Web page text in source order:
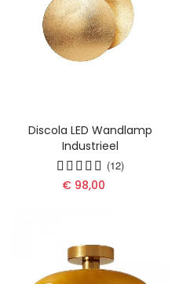
Discola LED Wandlamp
Industrieel
(12)
€ 98,00